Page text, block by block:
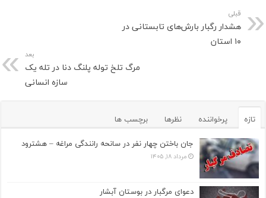
قبلی
هشدار رگبار بارش‌های تابستانی در
۱۰ استان
بعد
مرگ تلخ توله پلنگ دنا در تله یک
سازه انسانی
تازه پرخواننده نظرها
برچسب ها
جان باختن چهار نفر در سانحه رانندگی مراغه – هشترود
مرداد ۱۸, ۱۴۰۵
دعوای مرگبار در بوستان آبشار